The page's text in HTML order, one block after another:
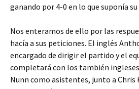
ganando por 4-0 en lo que suponía
Nos enteramos de ello por las
hacía a sus peticiones. El inglés
encargado de dirigir el partido y el
completará con los también ingleses
Nunn como asistentes, junto a Chris